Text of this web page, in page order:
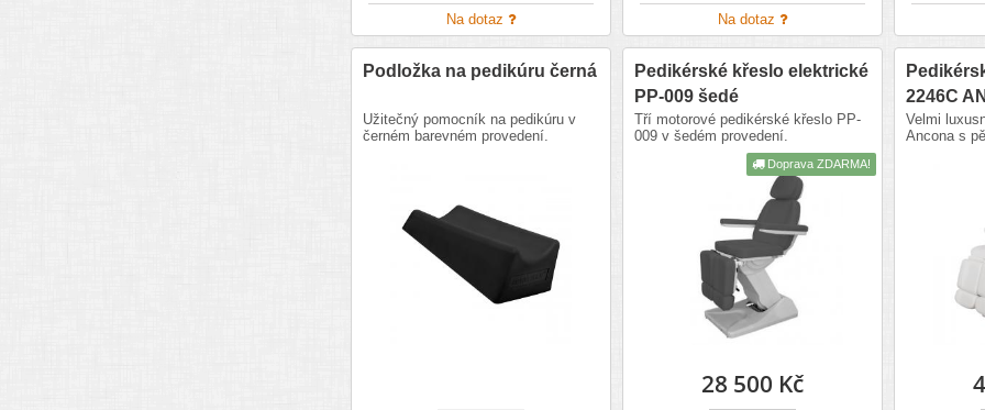
Na dotaz Na dotaz
Podložka na pedikúru černá
Užitečný pomocník na pedikúru v
černém barevném provedení.
Pedikérské křeslo elektrické
PP-009 šedé
Tří motorové pedikérské křeslo PP-
009 v šedém provedení.
28 500 Kč
Doprava ZDARMA!
2246C
Velmi
Ancona s